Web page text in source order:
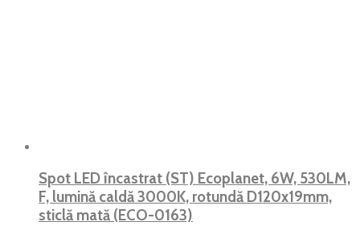
Spot LED încastrat (ST) Ecoplanet, 6W, 530LM,
F, lumină caldă 3000K, rotundă D120x19mm,
sticlă mată (ECO-0163)